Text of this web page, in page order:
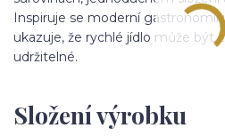
Inspiruje se moderní gastronomií
ukazuje, že rychlé jídlo může být
udržitelné.
Složení výrobku